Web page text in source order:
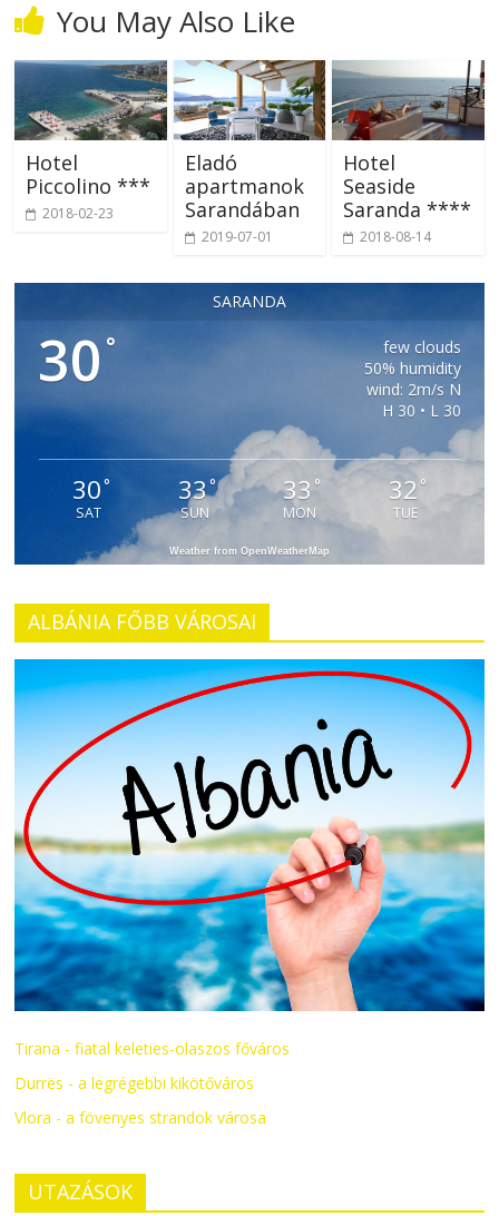
You May Also Like
Hotel
Piccolino ***
2018-02-23
Eladó
apartmanok
Sarandában
2019-07-01
Hotel
Seaside
Saranda ****
2018-08-14
SARANDA
30 °
few clouds
50% humidity
wind: 2m/s N
H 30 • L 30
30°
SAT
33°
SUN
33 °
MON
32 °
TUE
Weather from OpenWeatherMap
ALBÁNIA FŐBB VÁROSAI
Tirana - fiatal keleties-olaszos főváros
Durrës - a legrégebbi kikötőváros
Vlora - a fövenyes strandok városa
UTAZÁSOK